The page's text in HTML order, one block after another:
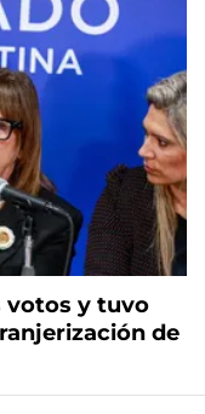
votos y tuvo
de